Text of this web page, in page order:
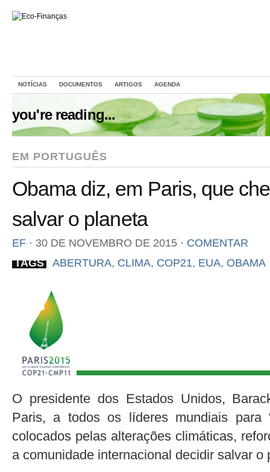
NOTÍCIAS DOCUMENTOS ARTIGOS AGENDA
you're reading...
EM PORTUGUÊS
Obama diz, em Paris, que
salvar o planeta
EF ⋅ 30 DE NOVEMBRO DE 2015 ⋅ COMENTAR
TAGS
ABERTURA, CLIMA, COP21, EUA, OBAMA
O presidente dos Estados Unidos,
Paris, a todos os líderes mundiais para
colocados pelas alterações climáticas,
a comunidade internacional decidir salvar o